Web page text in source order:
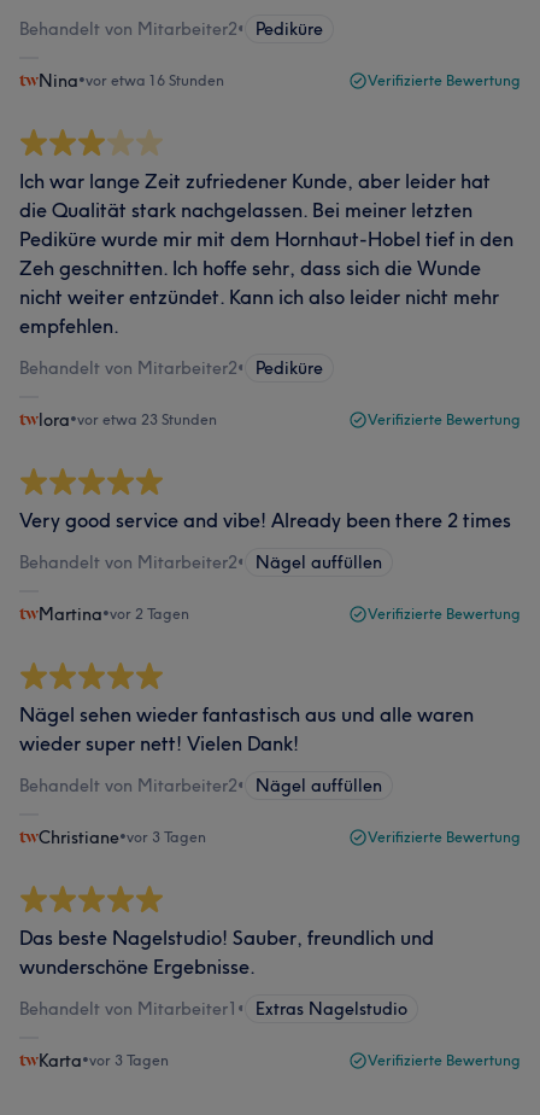
Behandelt von Mitarbeiter2• Pediküre
Nina•vor etwa 16 Stunden Verifizierte Bewertung
Ich war lange Zeit zufriedener Kunde, aber leider hat
die Qualität stark nachgelassen. Bei meiner letzten
Pediküre wurde mir mit dem Hornhaut-Hobel tief in den
Zeh geschnitten. Ich hoffe sehr, dass sich die Wunde
nicht weiter entzündet. Kann ich also leider nicht mehr
empfehlen.
Behandelt von Mitarbeiter2• Pediküre
lora•vor etwa 23 Stunden Verifizierte Bewertung
Very good service and vibe! Already been there 2 times
Behandelt von Mitarbeiter2• Nägel auffüllen
Martina•vor 2 Tagen Verifizierte Bewertung
Nägel sehen wieder fantastisch aus und alle waren
wieder super nett! Vielen Dank!
Behandelt von Mitarbeiter2• Nägel auffüllen
Christiane•vor 3 Tagen Verifizierte Bewertung
Das beste Nagelstudio! Sauber, freundlich und
wunderschöne Ergebnisse.
Behandelt von Mitarbeiter1 • Extras Nagelstudio
Karta•vor 3 Tagen Verifizierte Bewertung